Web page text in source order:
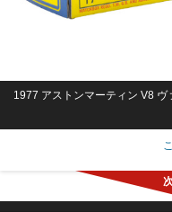
1977 アストンマーティン V8 ヴ